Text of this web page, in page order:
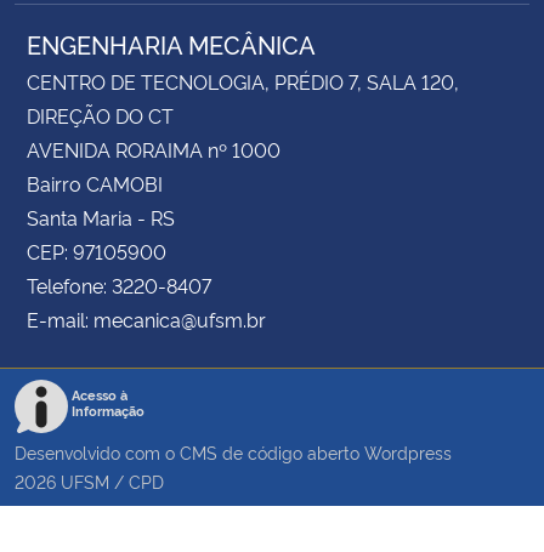
ENGENHARIA MECÂNICA
CENTRO DE TECNOLOGIA, PRÉDIO 7, SALA 120,
DIREÇÃO DO CT
AVENIDA RORAIMA nº 1000
Bairro CAMOBI
Santa Maria - RS
CEP: 97105900
Telefone: 3220-8407
E-mail: mecanica@ufsm.br
Acesso à
Informação
Desenvolvido com o CMS de código aberto Wordpress
2026 UFSM / CPD